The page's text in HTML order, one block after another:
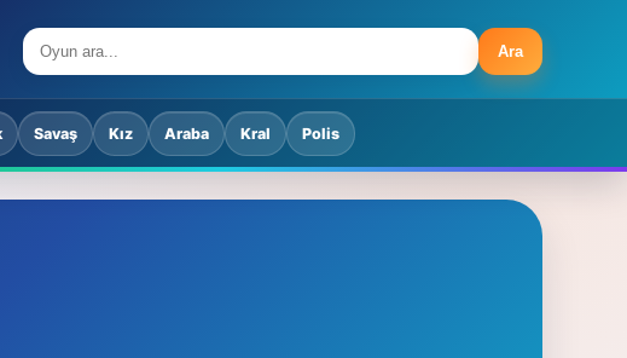
Ara
Savaş Kız Araba Kral Polis